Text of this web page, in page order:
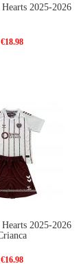
Hearts 2025-2026
€18.98
Hearts 2025-2026
€16.98